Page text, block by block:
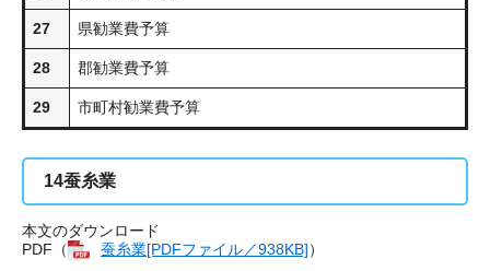
27 県勧業費予算
28 郡勧業費予算
29 市町村勧業費予算
14蚕糸業
本文のダウンロード
PDF（
蚕糸業[PDFファイル／938KB]）